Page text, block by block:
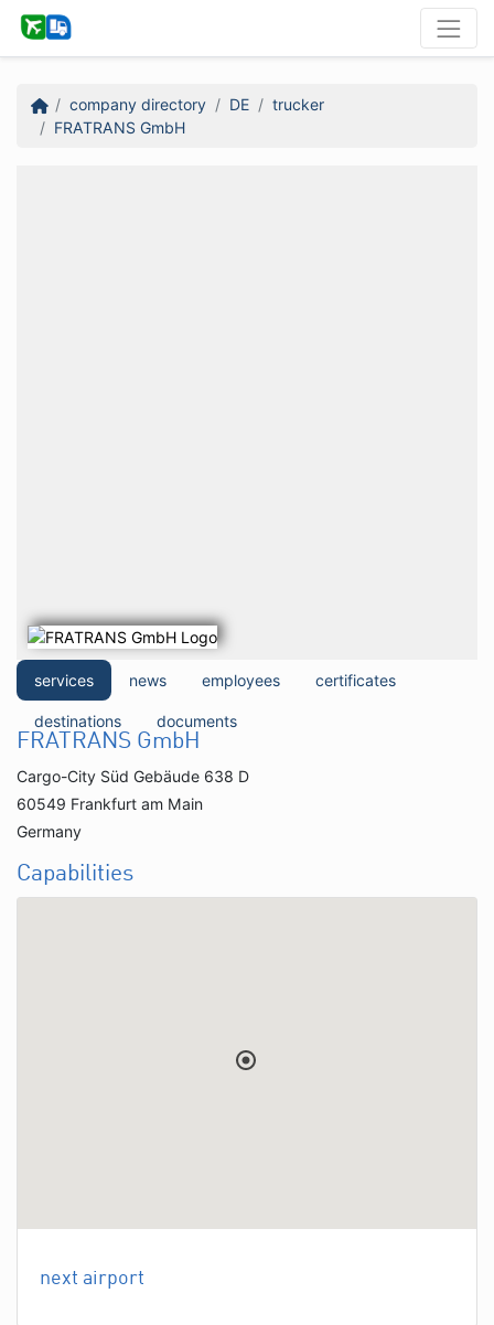
company directory DE
trucker
FRATRANS GmbH
services news employees certificates
destinations documents
FRATRANS GmbH
Cargo-City Süd Gebäude 638 D
60549 Frankfurt am Main
Germany
Capabilities
next airport